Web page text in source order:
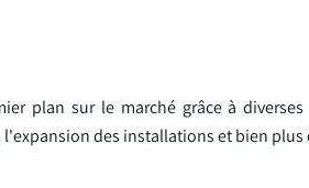
plan sur le marché grâce à
des installations et bien plus